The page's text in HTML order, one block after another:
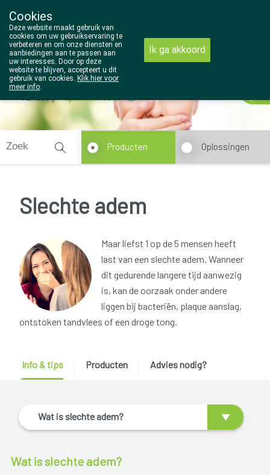
014/810298
Producten Oplossingen
Slechte adem
Maar liefst 1 op de 5 mensen heeft
last van een slechte adem. Wanneer
dit gedurende langere tijd aanwezig
is, kan de oorzaak onder andere
liggen bij bacteriën, plaque aanslag,
ontstoken tandvlees of een droge tong.
Info & tips Producten Advies nodig?
Wat is slechte adem?
Wat is slechte adem?
Cookies
Deze website maakt gebruik van
cookies om uw gebruikservaring te
verbeteren en om onze diensten en
aanbiedingen aan te passen aan
uw interesses. Door op deze
website te blijven, accepteert u dit
gebruik van cookies. Klik hier voor
meer info.
Ik ga akkoord